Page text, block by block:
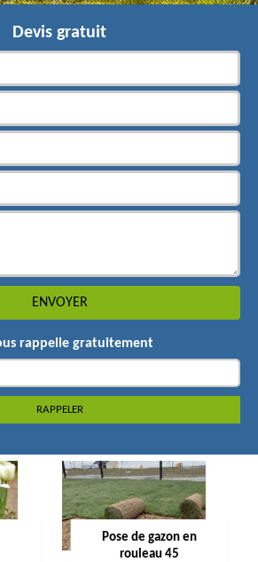
Devis gratuit
rappelle gratuitement
Pose de gazon en
rouleau 45